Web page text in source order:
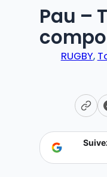
Pau –
RUGBY,